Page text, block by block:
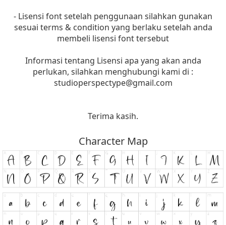
- Lisensi font setelah penggunaan silahkan gunakan
sesuai terms & condition yang berlaku setelah anda
membeli lisensi font tersebut
Informasi tentang Lisensi apa yang akan anda
perlukan, silahkan menghubungi kami di :
studioperspectype@gmail.com
Terima kasih.
Character Map